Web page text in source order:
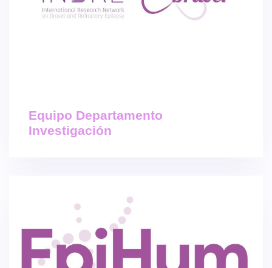
Equipo Departamento
Investigación